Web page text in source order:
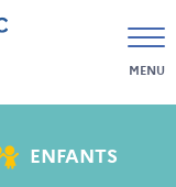
MENU
ENFANTS